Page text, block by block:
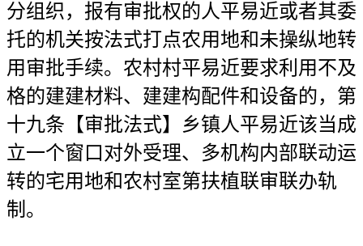
分组织，报有审批权的人平易近或者其委
托的机关按法式打点农用地和未操纵地转
用审批手续。农村村平易近要求利用不及
格的建建材料、建建构配件和设备的，第
十九条【审批法式】乡镇人平易近该当成
立一个窗口对外受理、多机构内部联动运
转的宅用地和农村室第扶植联审联办轨
制。